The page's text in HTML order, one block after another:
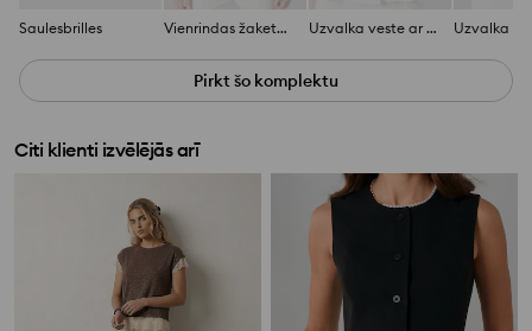
Saulesbrilles Vienrindas žakete ar jostu Uzvalka veste ar dekoratīvām šuvēm
Pirkt šo komplektu
Citi klienti izvēlējās arī